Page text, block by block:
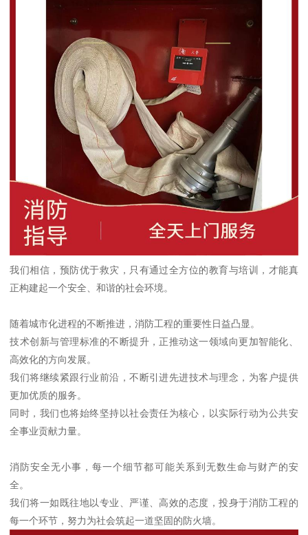
我们相信，预防优于救灾，只有通过全方位的教育与培训，才能真
正构建起一个安全、和谐的社会环境。
随着城市化进程的不断推进，消防工程的重要性日益凸显。
技术创新与管理标准的不断提升，正推动这一领域向更加智能化、
高效化的方向发展。
我们将继续紧跟行业前沿，不断引进先进技术与理念，为客户提供
更加优质的服务。
同时，我们也将始终坚持以社会责任为核心，以实际行动为公共安
全事业贡献力量。
消防安全无小事，每一个细节都可能关系到无数生命与财产的安
全。
我们将一如既往地以专业、严谨、高效的态度，投身于消防工程的
每一个环节，努力为社会筑起一道坚固的防火墙。